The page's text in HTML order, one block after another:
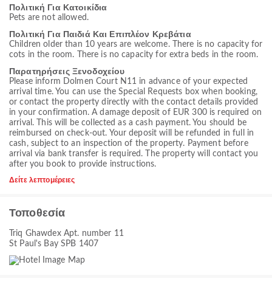
Πολιτική Για Κατοικίδια
Pets are not allowed.
Πολιτική Για Παιδιά Και Επιπλέον Κρεβάτια
Children older than 10 years are welcome. There is no capacity for
cots in the room. There is no capacity for extra beds in the room.
Παρατηρήσεις Ξενοδοχείου
Please inform Dolmen Court N11 in advance of your expected
arrival time. You can use the Special Requests box when booking,
or contact the property directly with the contact details provided
in your confirmation. A damage deposit of EUR 300 is required on
arrival. This will be collected as a cash payment. You should be
reimbursed on check-out. Your deposit will be refunded in full in
cash, subject to an inspection of the property. Payment before
arrival via bank transfer is required. The property will contact you
after you book to provide instructions.
Δείτε λεπτομέρειες
Τοποθεσία
Triq Ghawdex Apt. number 11
St Paul's Bay SPB 1407